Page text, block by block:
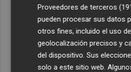
El eclipse solar dispara el turismo
alojamiento crecen hasta un 500%
El cubano Papillo triunfa en el
Pascual García-Mateos de La
Proveedores de terceros
pueden procesar sus datos
otros fines, incluido el uso
geolocalización precisos y
del dispositivo. Sus
solo a este sitio web.